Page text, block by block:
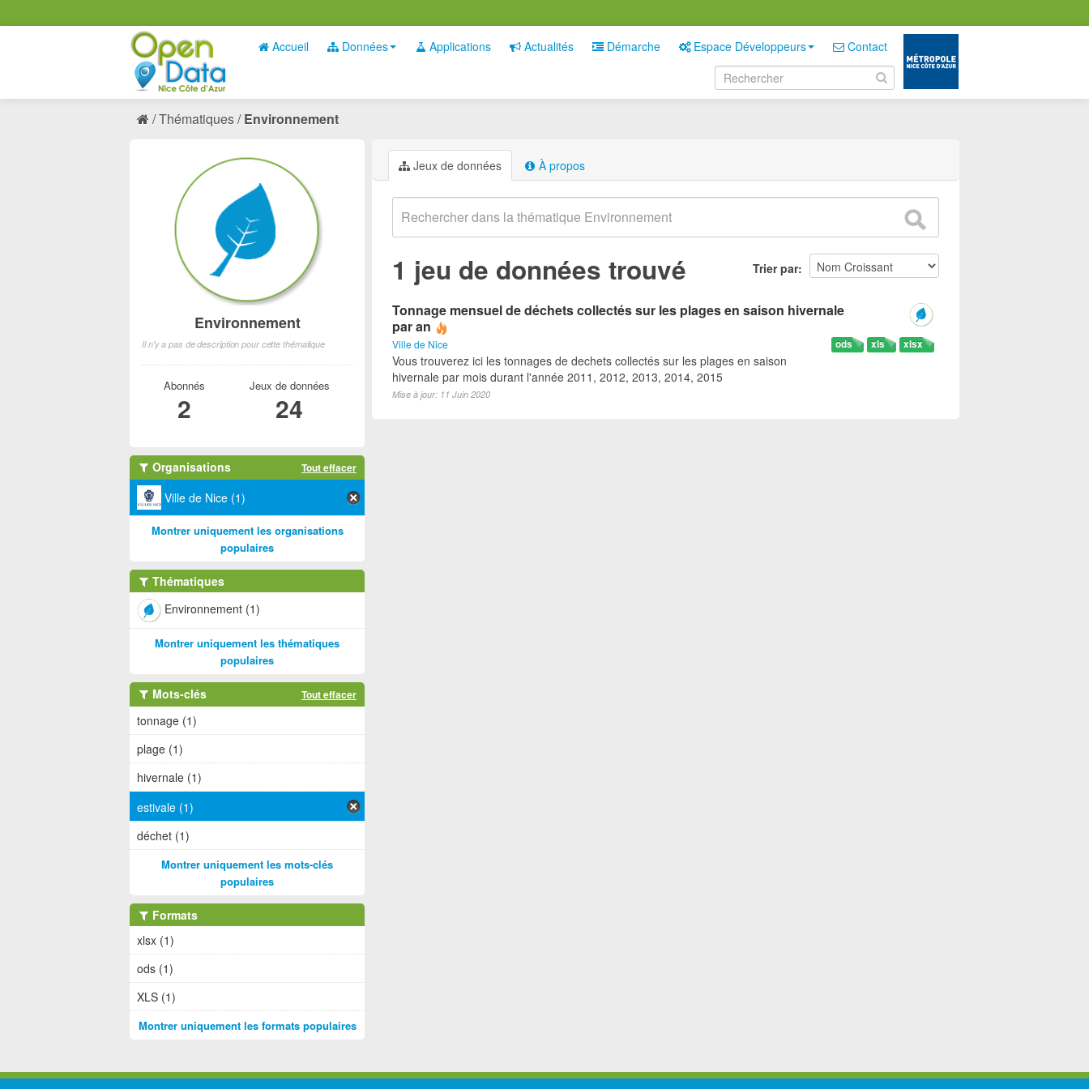
Accueil Données Applications Actualités Démarche Espace Développeurs Contact
Thématiques Environnement
Jeux de données À propos
Trier par
1 jeu de données trouvé
Tonnage mensuel de déchets collectés sur les plages en saison hivernale
par an
Ville de Nice xlsx
xls
ods
Vous trouverez ici les tonnages de dechets collectés sur les plages en saison
hivernale par mois durant l'année 2011, 2012, 2013, 2014, 2015
Mise à jour: 11 Juin 2020
Environnement
Il n'y a pas de description pour cette thématique
Abonnés
2
Jeux de données
24
Organisations Tout effacer
Ville de Nice (1)
Montrer uniquement les organisations
populaires
Thématiques
Environnement (1)
Montrer uniquement les thématiques
populaires
Mots-clés Tout effacer
tonnage (1)
plage (1)
hivernale (1)
estivale (1)
déchet (1)
Montrer uniquement les mots-clés
populaires
Formats
xlsx (1)
ods (1)
XLS (1)
Montrer uniquement les formats populaires